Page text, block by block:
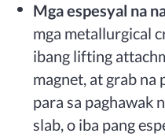
Mga espesyal na
mga metallurgical
ibang lifting
magnet, at grab
para sa paghawak
slab, o iba pang